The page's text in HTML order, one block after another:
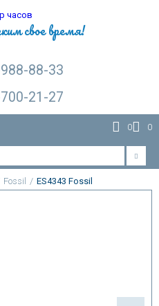
свое время!
88-33
21-27
0 0
Fossil / ES4343 Fossil